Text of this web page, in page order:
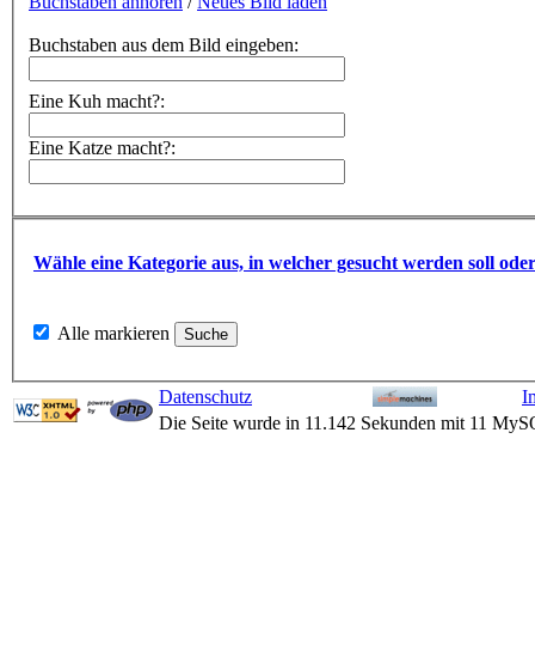
Buchstaben aus dem Bild eingeben:
Eine Kuh macht?:
Eine Katze macht?:
Wähle eine Kategorie aus, in welcher gesucht werden soll
Alle markieren
Datenschutz
Die Seite wurde in 11.142 Sekunden mit 11